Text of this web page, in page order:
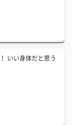
いい身体だと思う